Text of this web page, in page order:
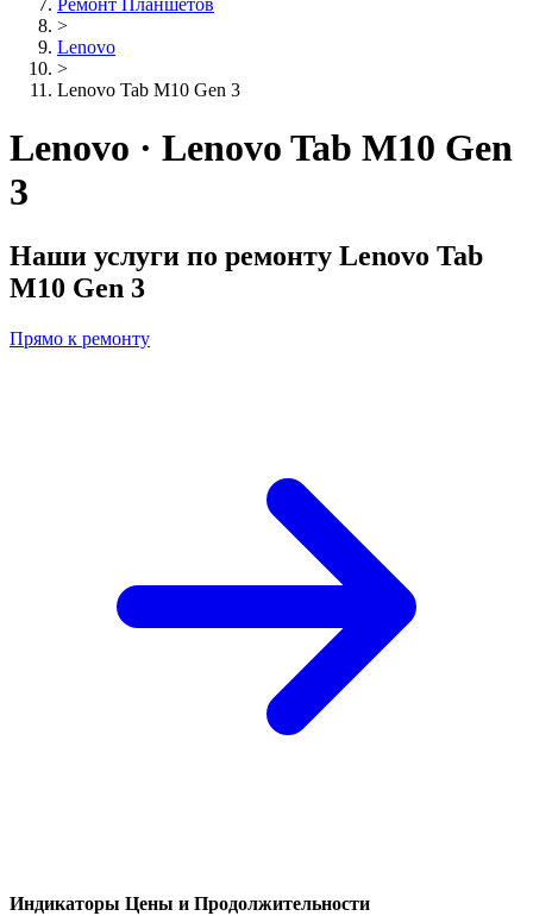
Ремонт Планшетов
>
Lenovo
>
Lenovo Tab M10 Gen 3
Lenovo · Lenovo Tab M10 Gen
3
Наши услуги по ремонту Lenovo Tab
M10 Gen 3
Прямо к ремонту
Индикаторы Цены и Продолжительности